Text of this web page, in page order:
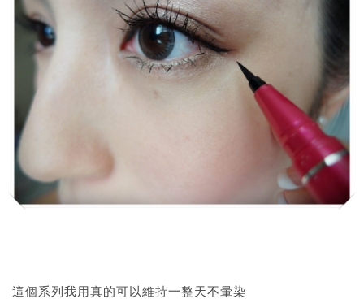
這個系列我用真的可以維持一整天不暈染